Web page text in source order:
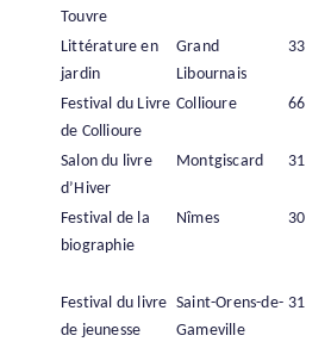
Touvre
Littérature en
jardin
Grand
Libournais
33
Festival du Livre
de Collioure
Collioure 66
Salon du livre
d’Hiver
Montgiscard 31
Festival de la
biographie
Nîmes 30
Festival du livre
de jeunesse
Saint-Orens-de-
Gameville
31